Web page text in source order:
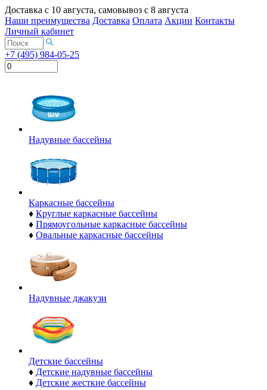
Доставка с 10 августа, самовывоз с 8 августа
Наши преимущества Доставка Оплата Акции Контакты
Личный кабинет
+7 (495) 984-05-25
Надувные бассейны
Каркасные бассейны
♦ Круглые каркасные бассейны
♦ Прямоугольные каркасные бассейны
♦ Овальные каркасные бассейны
Надувные джакузи
Детские бассейны
♦ Детские надувные бассейны
♦ Детские жесткие бассейны